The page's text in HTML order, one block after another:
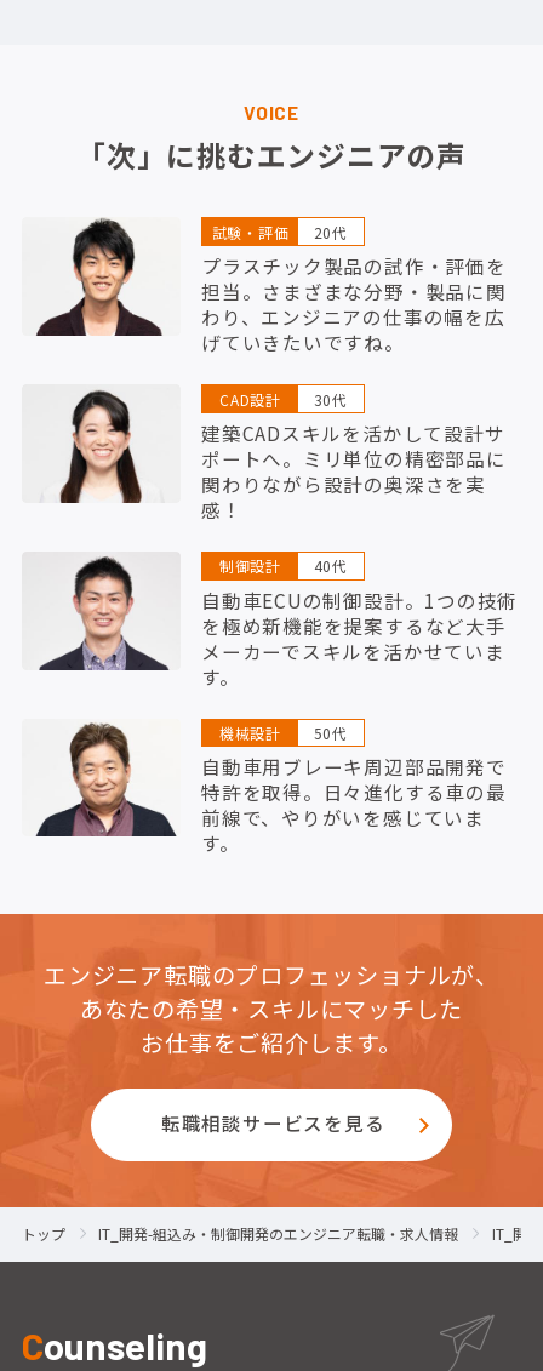
VOICE
「次」に挑むエンジニアの声
試験・評価 20代
プラスチック製品の試作・評価を
担当。さまざまな分野・製品に関
わり、エンジニアの仕事の幅を広
げていきたいですね。
CAD設計 30代
建築CADスキルを活かして設計サ
ポートへ。ミリ単位の精密部品に
関わりながら設計の奥深さを実
感！
制御設計 40代
自動車ECUの制御設計。1つの技術
を極め新機能を提案するなど大手
メーカーでスキルを活かせていま
す。
機械設計 50代
自動車用ブレーキ周辺部品開発で
特許を取得。日々進化する車の最
前線で、やりがいを感じていま
す。
エンジニア転職のプロフェッショナルが、
あなたの希望・スキルにマッチした
お仕事をご紹介します。
転職相談サービスを見る
トップ IT_開発-組込み・制御開発のエンジニア転職・求人情報 IT_開
Counseling